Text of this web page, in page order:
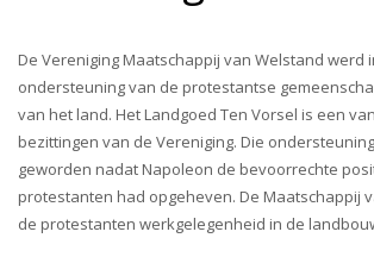
De Vereniging Maatschappij van Welstand werd
ondersteuning van de protestantse
van het land. Het Landgoed Ten Vorsel is een
bezittingen van de Vereniging. Die
geworden nadat Napoleon de bevoorrechte
protestanten had opgeheven. De Maatschappij
de protestanten werkgelegenheid in de